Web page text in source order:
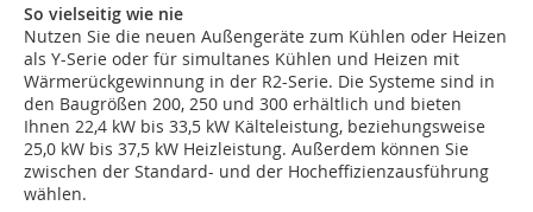
So vielseitig wie nie
Nutzen Sie die neuen Außengeräte zum Kühlen oder Heizen
als Y-Serie oder für simultanes Kühlen und Heizen mit
Wärmerückgewinnung in der R2-Serie. Die Systeme sind in
den Baugrößen 200, 250 und 300 erhältlich und bieten
Ihnen 22,4 kW bis 33,5 kW Kälteleistung, beziehungsweise
25,0 kW bis 37,5 kW Heizleistung. Außerdem können Sie
zwischen der Standard- und der Hocheffizienzausführung
wählen.